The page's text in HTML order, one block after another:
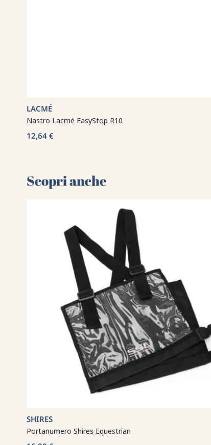
LACMÉ
Nastro Lacmé EasyStop R10
12,64 €
Scopri anche 🌻
SHIRES
Portanumero Shires Equestrian